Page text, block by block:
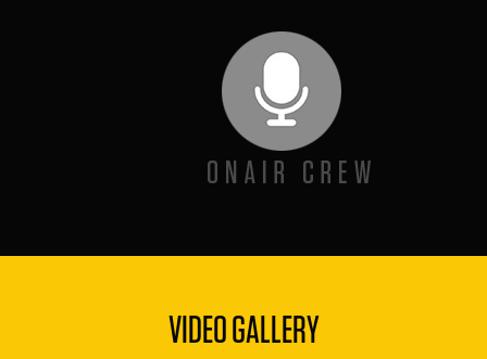
VIDEO GALLERY